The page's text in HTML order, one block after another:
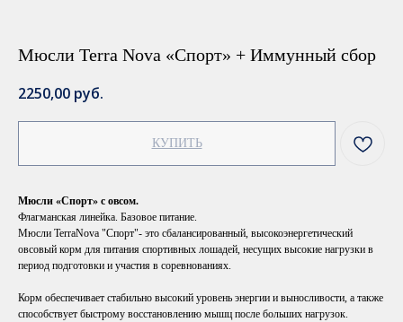
Мюсли Terra Nova «Спорт» + Иммунный сбор
2250,00 руб.
КУПИТЬ
Мюсли «Спорт» с овсом.
Флагманская линейка. Базовое питание.
Мюсли TerraNova "Спорт"- это сбалансированный, высокоэнергетический
овсовый корм для питания спортивных лошадей, несущих высокие нагрузки в
период подготовки и участия в соревнованиях.
Корм обеспечивает стабильно высокий уровень энергии и выносливости, а также
способствует быстрому восстановлению мышц после больших нагрузок.